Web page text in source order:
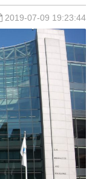
2019-07-09 19:23:44